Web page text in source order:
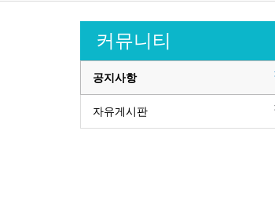
커뮤니티
공지사항
자유게시판